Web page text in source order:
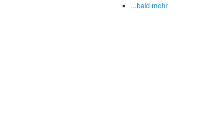
...bald mehr